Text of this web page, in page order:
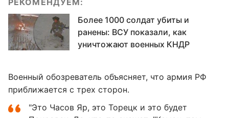
РЕКОМЕНДУЕМ:
Более 1000 солдат убиты и
ранены: ВСУ показали, как
уничтожают военных КНДР
Военный обозреватель объясняет, что армия РФ
приближается с трех сторон.
"Это Часов Яр, это Торецк и это будет